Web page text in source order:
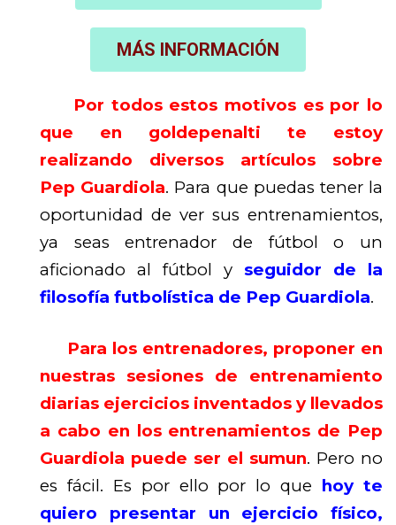
MÁS INFORMACIÓN
Por todos estos motivos es por lo
que en goldepenalti te estoy
realizando diversos artículos sobre
Pep Guardiola. Para que puedas tener la
oportunidad de ver sus entrenamientos,
ya seas entrenador de fútbol o un
aficionado al fútbol y seguidor de la
filosofía futbolística de Pep Guardiola.
Para los entrenadores, proponer en
nuestras sesiones de entrenamiento
diarias ejercicios inventados y llevados
a cabo en los entrenamientos de Pep
Guardiola puede ser el sumun. Pero no
es fácil. Es por ello por lo que hoy te
quiero presentar un ejercicio físico,